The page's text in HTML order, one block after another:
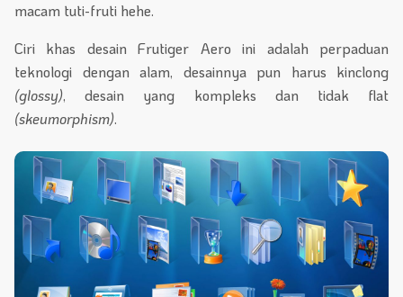
macam tuti-fruti hehe.
Ciri khas desain Frutiger Aero ini adalah perpaduan
teknologi dengan alam, desainnya pun harus kinclong
(glossy), desain yang kompleks dan tidak flat
(skeumorphism).